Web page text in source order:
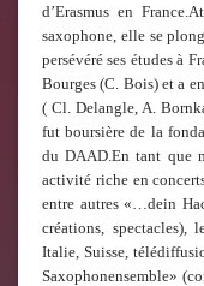
d’Erasmus en
saxophone, elle se
persévéré ses études à
Bourges (C. Bois) et a
( Cl. Delangle, A.
fut boursière de la
du DAAD.En tant que
activité riche en
entre autres «…dein
créations, spectacles),
Italie, Suisse,
Saxophonensemble»